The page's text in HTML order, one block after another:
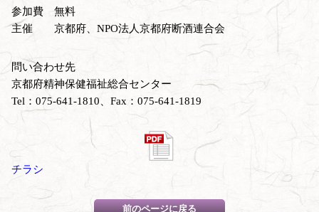
参加費 無料
主催 京都府、NPO法人京都府断酒連合会
問い合わせ先
京都府精神保健福祉総合センター
Tel：075-641-1810、Fax：075-641-1819
チラシ